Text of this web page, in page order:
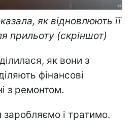
як відновлюють її
прильоту (скріншот)
як вони з
фінансові
з ремонтом.
і тратимо.